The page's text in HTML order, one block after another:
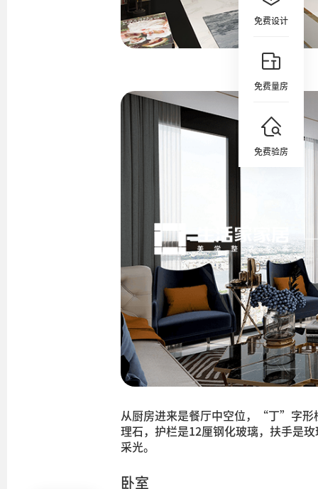
免费设计
免费量房
免费验房
从厨房进来是餐厅中空位，“丁”字形
理石，护栏是12厘钢化玻璃，扶手是
采光。
卧室